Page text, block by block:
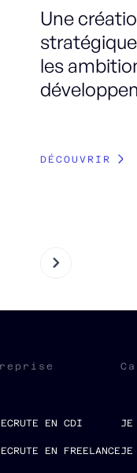
Une
les
DÉCOUVRIR
EN CDI
EN FREELANCE
JE
JE